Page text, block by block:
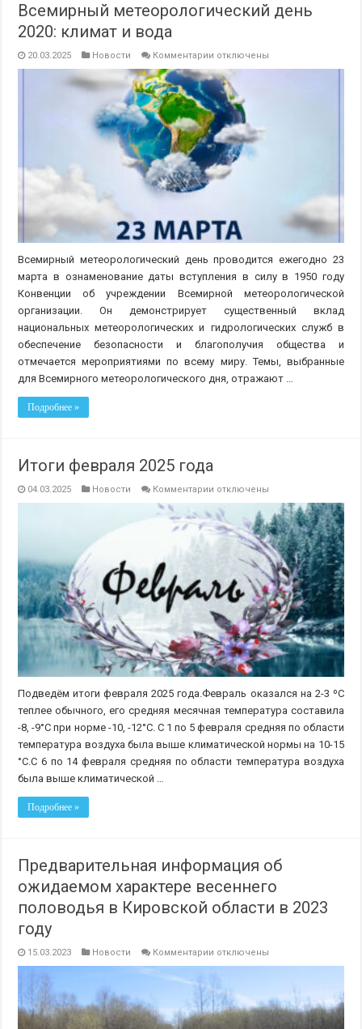
Всемирный метеорологический день
2020: климат и вода
20.03.2025 Новости Комментарии к
Всемирный
метеорологический
день
2020:
климат
и
вода
отключены
Всемирный метеорологический день проводится ежегодно 23
марта в ознаменование даты вступления в силу в 1950 году
Конвенции об учреждении Всемирной метеорологической
организации. Он демонстрирует существенный вклад
национальных метеорологических и гидрологических служб в
обеспечение безопасности и благополучия общества и
отмечается мероприятиями по всему миру. Темы, выбранные
для Всемирного метеорологического дня, отражают …
Подробнее »
Итоги февраля 2025 года
04.03.2025 Новости Комментарии к
Итоги
февраля
2025
отключены
Подведём итоги февраля 2025 года.Февраль оказался на 2-3 ºС
теплее обычного, его средняя месячная температура составила
-8, -9°С при норме -10, -12°С. С 1 по 5 февраля средняя по области
температура воздуха была выше климатической нормы на 10-15
°С.С 6 по 14 февраля средняя по области температура воздуха
была выше климатической …
Подробнее »
Предварительная информация об
ожидаемом характере весеннего
половодья в Кировской области в 2023
году
15.03.2023 Новости Комментарии к
об
ожидаемом
характере
весеннего
отключены